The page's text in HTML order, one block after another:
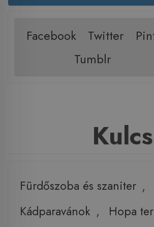
Facebook Twitter
Tumblr
Fürdőszoba és szaniter ,
Kádparavánok , Hopa